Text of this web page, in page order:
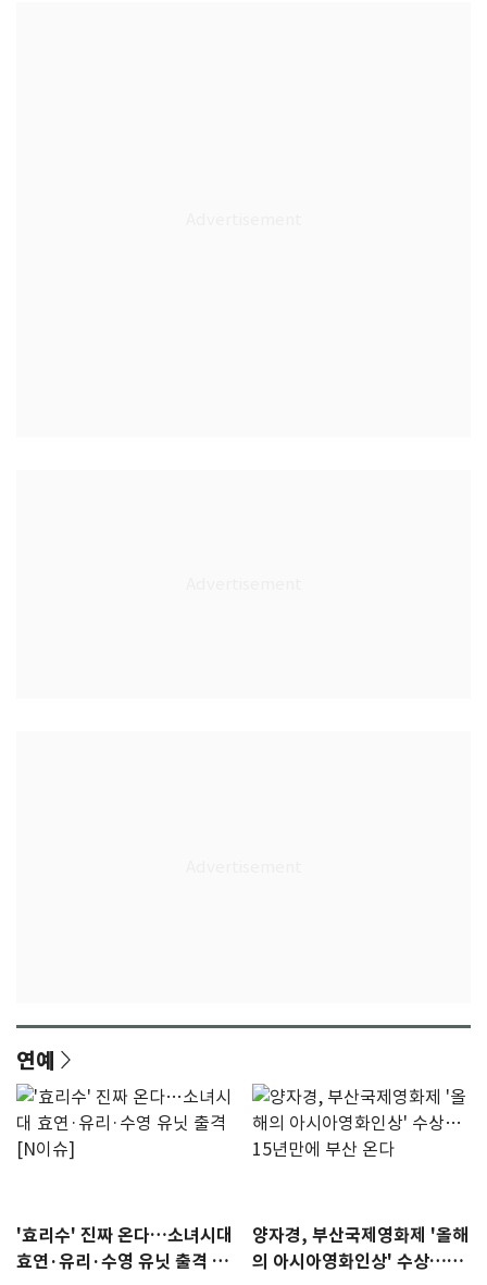
연예
'효리수' 진짜 온다…소녀시대
효연·유리·수영 유닛 출격 [N
양자경, 부산국제영화제 '올해
의 아시아영화인상' 수상…15